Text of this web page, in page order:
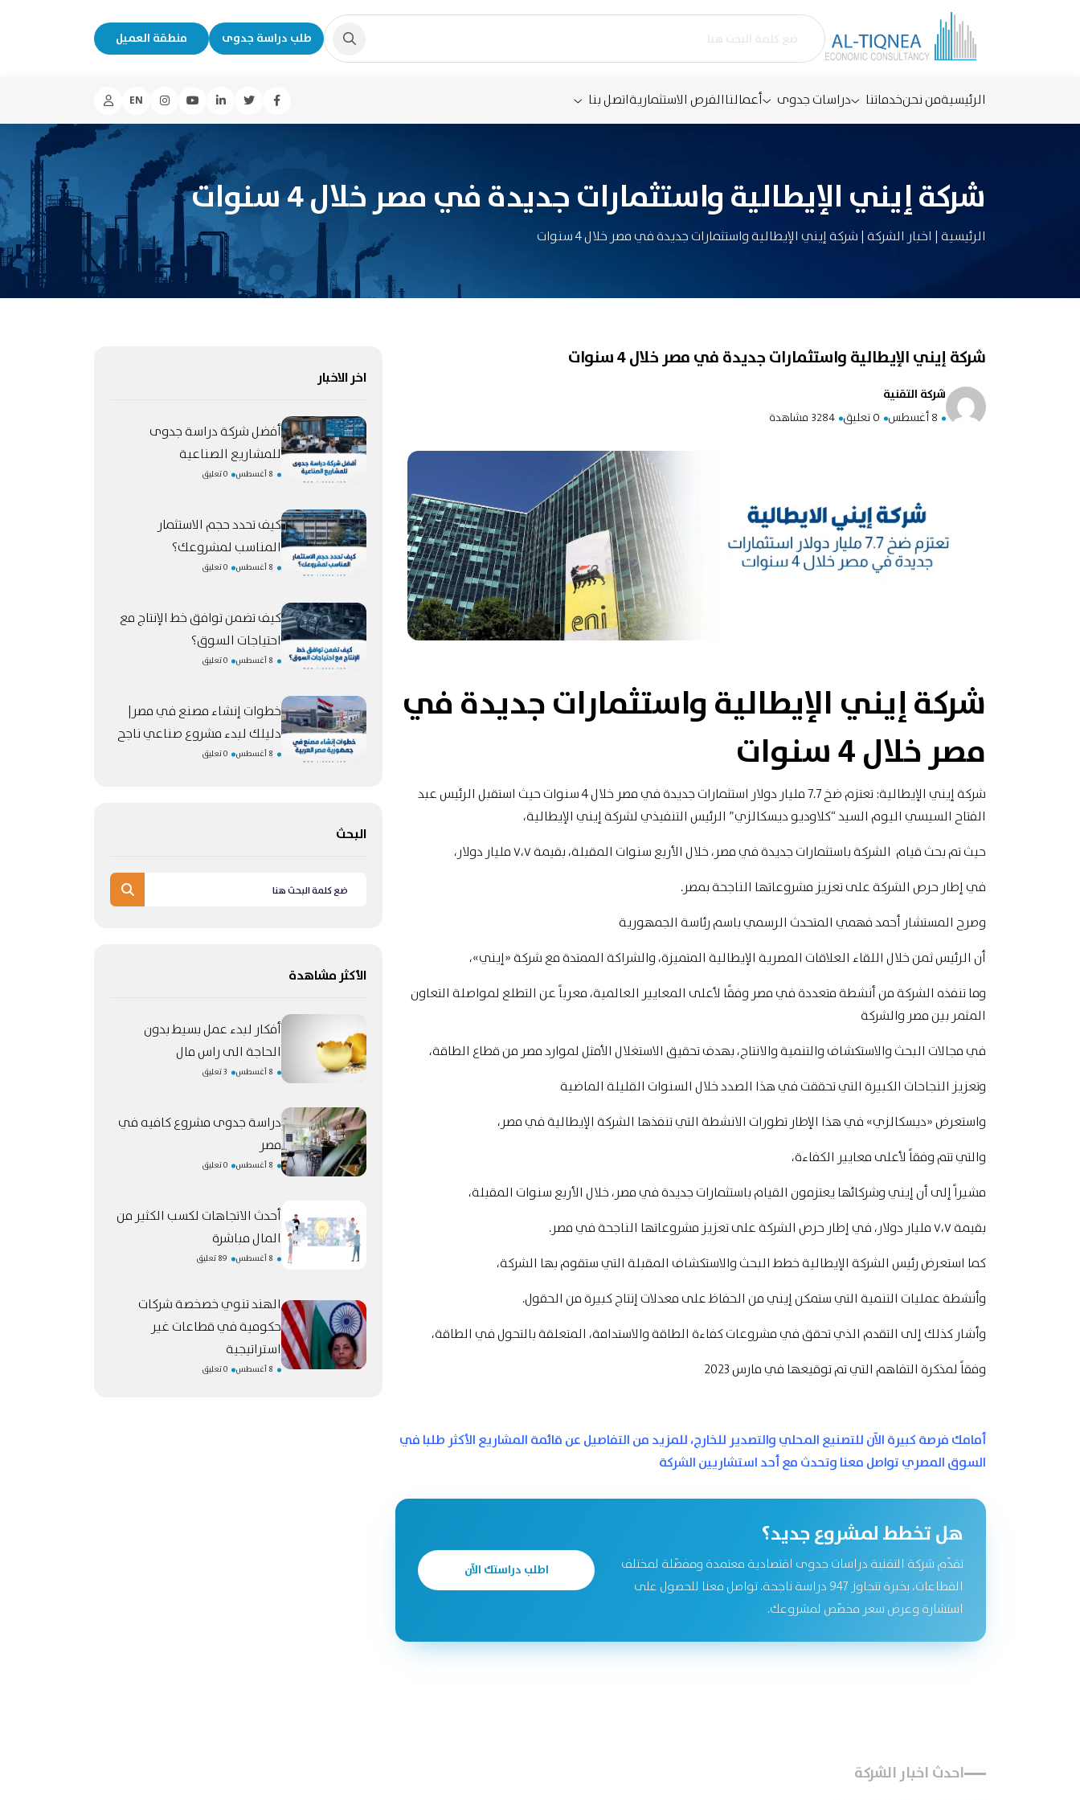
طلب دراسة جدوى منطقة العميل
الرئيسيةمن نحنخدماتنا دراسات جدوى أعمالناالفرص الاستثماريةاتصل بنا EN
شركة إيني الإيطالية واستثمارات جديدة في مصر خلال 4 سنوات
الرئيسية | اخبار الشركة | شركة إيني الإيطالية واستثمارات جديدة في مصر خلال 4 سنوات
شركة إيني الإيطالية واستثمارات جديدة في مصر خلال 4 سنوات
شركة التقنية
8 أغسطس
0 تعليق 3284 مشاهدة
شركة إيني الإيطالية واستثمارات جديدة في
مصر خلال 4 سنوات
شركة إيني الإيطالية: تعتزم ضخ 7.7 مليار دولار استثمارات جديدة في مصر خلال 4 سنوات حيث استقبل الرئيس عبد
الفتاح السيسي اليوم السيد “كلاوديو ديسكالزي” الرئيس التنفيذي لشركة إيني الإيطالية،
حيث تم بحث قيام الشركة باستثمارات جديدة في مصر، خلال الأربع سنوات المقبلة، بقيمة ٧،٧ مليار دولار،
في إطار حرص الشركة على تعزيز مشروعاتها الناجحة بمصر.
وصرح المستشار أحمد فهمي المتحدث الرسمي باسم رئاسة الجمهورية
أن الرئيس ثمن خلال اللقاء العلاقات المصرية الإيطالية المتميزة، والشراكة الممتدة مع شركة «إيني»،
وما تنفذه الشركة من أنشطة متعددة في مصر وفقًا لأعلى المعايير العالمية، معرباً عن التطلع لمواصلة التعاون
المثمر بين مصر والشركة
في مجالات البحث والاستكشاف والتنمية والانتاج، بهدف تحقيق الاستغلال الأمثل لموارد مصر من قطاع الطاقة،
وتعزيز النجاحات الكبيرة التي تحققت في هذا الصدد خلال السنوات القليلة الماضية
واستعرض «ديسكالزي» في هذا الإطار تطورات الانشطة التي تنفذها الشركة الإيطالية في مصر،
والتي تتم وفقاً لأعلى معايير الكفاءة،
مشيراً إلى أن إيني وشركائها يعتزمون القيام باستثمارات جديدة في مصر، خلال الأربع سنوات المقبلة،
بقيمة ٧،٧ مليار دولار، في إطار حرص الشركة على تعزيز مشروعاتها الناجحة في مصر.
كما استعرض رئيس الشركة الإيطالية خطط البحث والاستكشاف المقبلة التي ستقوم بها الشركة،
وأنشطة عمليات التنمية التي ستمكن إيني من الحفاظ على معدلات إنتاج كبيرة من الحقول.
وأشار كذلك إلى التقدم الذي تحقق في مشروعات كفاءة الطاقة والاستدامة، المتعلقة بالتحول في الطاقة،
وفقاً لمذكرة التفاهم التي تم توقيعها في مارس 2023
أمامك فرصة كبيرة الآن للتصنيع المحلي والتصدير للخارج، للمزيد من التفاصيل عن قائمة المشاريع الأكثر طلبا في
السوق المصري تواصل معنا وتحدث مع أحد استشاريين الشركة
هل تخطط لمشروع جديد؟
تقدّم شركة التقنية دراسات جدوى اقتصادية معتمدة ومفصّلة لمختلف
القطاعات، بخبرة تتجاوز 947 دراسة ناجحة. تواصل معنا للحصول على
استشارة وعرض سعر مخصّص لمشروعك.
اطلب دراستك الآن
اخر الاخبار
أفضل شركة دراسة جدوى
للمشاريع الصناعية
8 أغسطس 0 تعليق
كيف تحدد حجم الاستثمار
المناسب لمشروعك؟
8 أغسطس 0 تعليق
كيف تضمن توافق خط الإنتاج مع
احتياجات السوق؟
8 أغسطس 0 تعليق
خطوات إنشاء مصنع في مصر|
دليلك لبدء مشروع صناعي ناجح
8 أغسطس 0 تعليق
البحث
الأكثر مشاهدة
أفكار لبدء عمل بسيط بدون
الحاجة الى راس مال
8 أغسطس 3 تعليق
دراسة جدوى مشروع كافيه في
مصر
8 أغسطس 0 تعليق
أحدث الاتجاهات لكسب الكثير من
المال مباشرة
8 أغسطس 89 تعليق
الهند تنوي خصخصة شركات
حكومية في قطاعات غير
استراتيجية
8 أغسطس 0 تعليق
احدث اخبار الشركة